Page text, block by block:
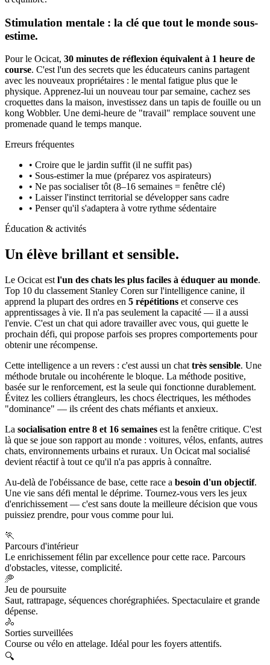
Stimulation mentale : la clé que tout le monde sous-
estime.
Pour le Ocicat, 30 minutes de réflexion équivalent à 1 heure de
course. C'est l'un des secrets que les éducateurs canins partagent
avec les nouveaux propriétaires : le mental fatigue plus que le
physique. Apprenez-lui un nouveau tour par semaine, cachez ses
croquettes dans la maison, investissez dans un tapis de fouille ou un
kong Wobbler. Une demi-heure de "travail" remplace souvent une
promenade quand le temps manque.
Erreurs fréquentes
• Croire que le jardin suffit (il ne suffit pas)
• Sous-estimer la mue (préparez vos aspirateurs)
• Ne pas socialiser tôt (8–16 semaines = fenêtre clé)
• Laisser l'instinct territorial se développer sans cadre
• Penser qu'il s'adaptera à votre rythme sédentaire
Éducation & activités
Un élève brillant et sensible.
Le Ocicat est l'un des chats les plus faciles à éduquer au monde.
Top 10 du classement Stanley Coren sur l'intelligence canine, il
apprend la plupart des ordres en 5 répétitions et conserve ces
apprentissages à vie. Il n'a pas seulement la capacité — il a aussi
l'envie. C'est un chat qui adore travailler avec vous, qui guette le
prochain défi, qui propose parfois ses propres comportements pour
obtenir une récompense.
Cette intelligence a un revers : c'est aussi un chat très sensible. Une
méthode brutale ou incohérente le bloque. La méthode positive,
basée sur le renforcement, est la seule qui fonctionne durablement.
Évitez les colliers étrangleurs, les chocs électriques, les méthodes
"dominance" — ils créent des chats méfiants et anxieux.
La socialisation entre 8 et 16 semaines est la fenêtre critique. C'est
là que se joue son rapport au monde : voitures, vélos, enfants, autres
chats, environnements urbains et ruraux. Un Ocicat mal socialisé
devient réactif à tout ce qu'il n'a pas appris à connaître.
Au-delà de l'obéissance de base, cette race a besoin d'un objectif.
Une vie sans défi mental le déprime. Tournez-vous vers les jeux
d'enrichissement — c'est sans doute la meilleure décision que vous
puissiez prendre, pour vous comme pour lui.
🏃
Parcours d'intérieur
Le enrichissement félin par excellence pour cette race. Parcours
d'obstacles, vitesse, complicité.
🥏
Jeu de poursuite
Saut, rattrapage, séquences chorégraphiées. Spectaculaire et grande
dépense.
🚴
Sorties surveillées
Course ou vélo en attelage. Idéal pour les foyers attentifs.
🔍